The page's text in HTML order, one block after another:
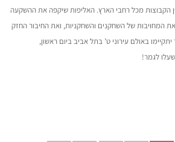
הקבוצות מכל רחבי הארץ. האליפות שיקפה את ההשקעה
המחויבות של השחקנים והשחקניות, ואת החיבור החזק
באולם עירוני ט’ בתל אביב ביום ראשון,